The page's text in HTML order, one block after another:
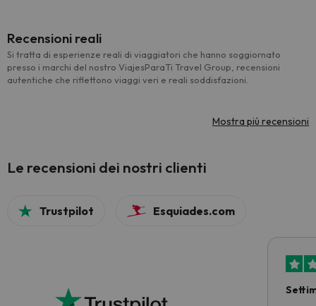
Recensioni reali
Si tratta di esperienze reali di viaggiatori che hanno soggiornato
presso i marchi del nostro ViajesParaTi Travel Group, recensioni
autentiche che riflettono viaggi veri e reali soddisfazioni.
Mostra più recensioni
Le recensioni dei nostri clienti
Trustpilot Esquiades.com